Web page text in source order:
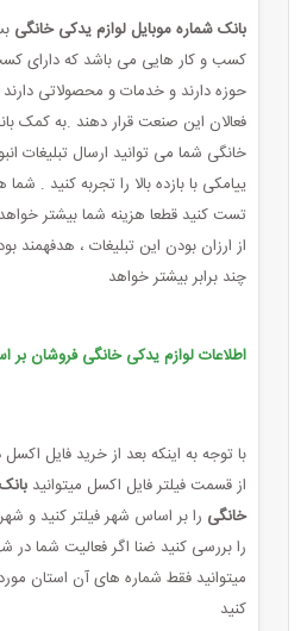
بانک شماره موبایل لوازم یدکی خانگی
کسب و کار هایی می باشد که دارای
حوزه دارند و خدمات و محصولاتی دارند
فعالان این صنعت قرار دهند .به کمک
خانگی شما می توانید ارسال تبلیغات
ییامکی با بازده بالا را تجربه کنید .
تست کنید قطعا هزینه شما بیشتر
از ارزان بودن این تبلیغات ، هدفهمند
چند برابر بیشتر خواهد
اطلاعات لوازم یدکی خانگی فروشان
با توجه به اینکه بعد از خرید فایل اکسل
از قسمت فیلتر فایل اکسل میتوانید
خانگی را بر اساس شهر فیلتر کنید و
را بررسی کنید ضنا اگر فعالیت شما
میتوانید فقط شماره های آن استان
کنید